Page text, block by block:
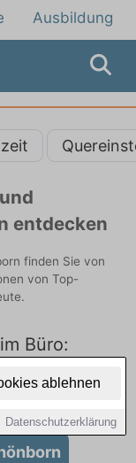
ablehnen
Datenschutzerklärung
Ausbildung
entdecken
finden Sie von
von Top-
Büro:
für